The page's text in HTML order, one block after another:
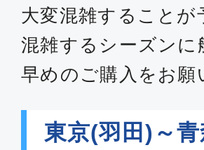
大変混雑すること
混雑するシーズン
早めのご購入をお願
東京(羽田)～